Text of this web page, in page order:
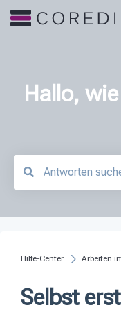
Hallo,
Hilfe-Center Arbeiten
Selbst